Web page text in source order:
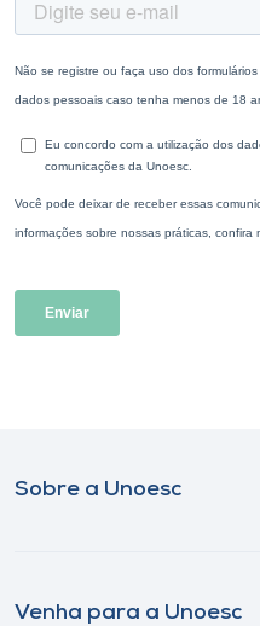
Sobre a Unoesc
Venha para a Unoesc